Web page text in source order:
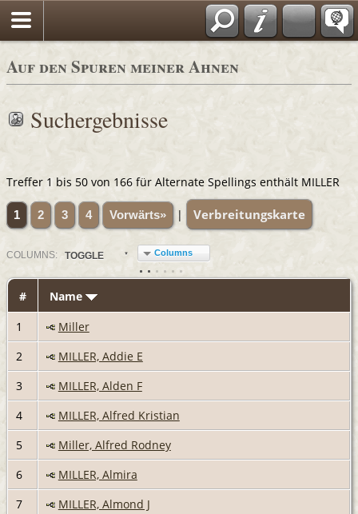
Auf den Spuren meiner Ahnen
Suchergebnisse
Treffer 1 bis 50 von 166 für Alternate Spellings enthält MILLER
1 2 3 4 Vorwärts» | Verbreitungskarte
COLUMN S: TOGGLE Columns
#
Name
1
Miller
2
MILLER, Addie E
3
MILLER, Alden F
4
MILLER, Alfred Kristian
5
Miller, Alfred Rodney
6
MILLER, Almira
7
MILLER, Almond J